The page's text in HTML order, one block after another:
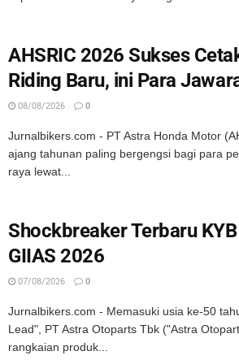
AHSRIC 2026 Sukses
Riding Baru, ini Para
08/08/2026 0
Jurnalbikers.com - PT Astra Honda Motor
ajang tahunan paling bergengsi bagi para
raya lewat...
Shockbreaker Terbaru
GIIAS 2026
07/08/2026 0
Jurnalbikers.com - Memasuki usia ke-50
Lead", PT Astra Otoparts Tbk ("Astra
rangkaian produk...